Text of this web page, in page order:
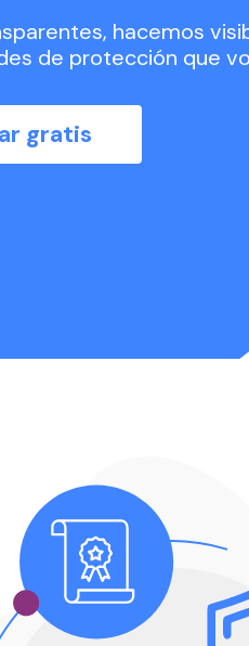
hacemos
de protección que
gratis